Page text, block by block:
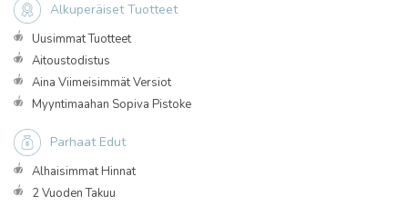
Alkuperäiset Tuotteet
Uusimmat Tuotteet
Aitoustodistus
Aina Viimeisimmät Versiot
Myyntimaahan Sopiva Pistoke
Parhaat Edut
Alhaisimmat Hinnat
2 Vuoden Takuu